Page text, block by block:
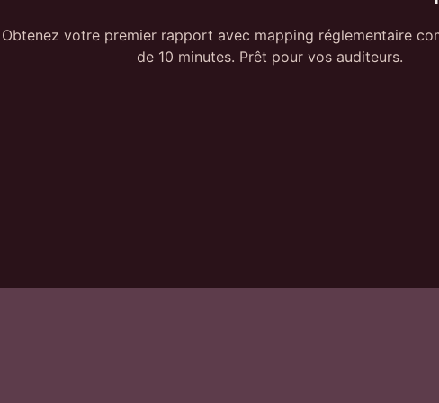
Obtenez votre premier rapport avec mapping réglementaire
de 10 minutes. Prêt pour vos auditeurs.